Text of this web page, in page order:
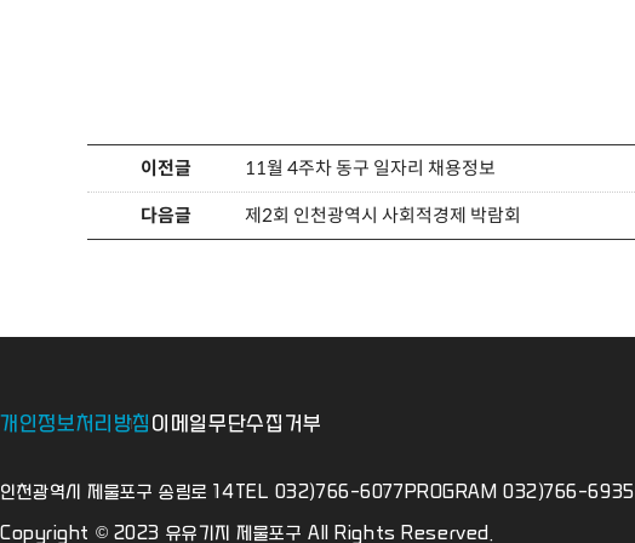
이전글 11월 4주차 동구 일자리 채용정보
다음글 제2회 인천광역시 사회적경제 박람회
개인정보처리방침 이메일무단수집거부
인천광역시 제물포구 송림로 14TEL 032)766-6077 PROGRAM 032)766-6935
Copyright © 2023 유유기지 제물포구 All Rights Reserved.